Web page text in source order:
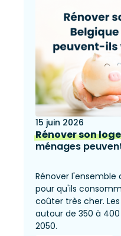
15 juin 2026
Rénover son
ménages
Rénover l'ensemble
pour qu'ils
coûter très cher.
autour de 350 à
2050.